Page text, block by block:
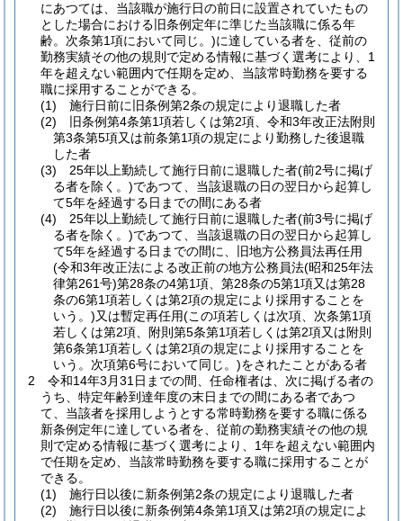
にあつては、当該職が施行日の前日に設置されていたもの
とした場合における旧条例定年に準じた当該職に係る年
齢。次条第1項において同じ。)に達している者を、従前の
勤務実績その他の規則で定める情報に基づく選考により、1
年を超えない範囲内で任期を定め、当該常時勤務を要する
職に採用することができる。
(1)
施行日前に旧条例第2条の規定により退職した者
(2)
旧条例第4条第1項若しくは第2項、令和3年改正法附則
第3条第5項又は前条第1項の規定により勤務した後退職
した者
(3)
25年以上勤続して施行日前に退職した者(前2号に掲げ
る者を除く。)であつて、当該退職の日の翌日から起算し
て5年を経過する日までの間にある者
(4)
25年以上勤続して施行日前に退職した者(前3号に掲げ
る者を除く。)であつて、当該退職の日の翌日から起算し
て5年を経過する日までの間に、旧地方公務員法再任用
(令和3年改正法による改正前の地方公務員法(昭和25年法
律第261号)第28条の4第1項、第28条の5第1項又は第28
条の6第1項若しくは第2項の規定により採用することを
いう。)又は暫定再任用(この項若しくは次項、次条第1項
若しくは第2項、附則第5条第1項若しくは第2項又は附則
第6条第1項若しくは第2項の規定により採用することを
いう。次項第6号において同じ。)をされたことがある者
2
令和14年3月31日までの間、任命権者は、次に掲げる者の
うち、特定年齢到達年度の末日までの間にある者であつ
て、当該者を採用しようとする常時勤務を要する職に係る
新条例定年に達している者を、従前の勤務実績その他の規
則で定める情報に基づく選考により、1年を超えない範囲内
で任期を定め、当該常時勤務を要する職に採用することが
できる。
(1)
施行日以後に新条例第2条の規定により退職した者
(2)
施行日以後に新条例第4条第1項又は第2項の規定によ